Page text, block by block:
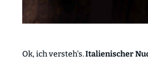
Ok, ich versteh's.Italienischer